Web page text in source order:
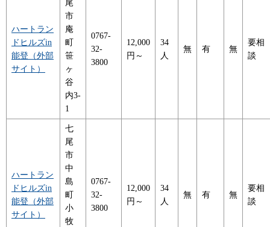
ハートラン
ドヒルズin
能登（外部
サイト）
尾
市
庵
町
笹
ヶ
谷
内3-
1
0767-
32-
3800
12,000
円～
34
人
無 有 無
要相
談
ハートラン
ドヒルズin
能登（外部
サイト）
七
尾
市
中
島
町
小
牧
0767-
32-
3800
12,000
円～
34
人
無 有 無
要相
談